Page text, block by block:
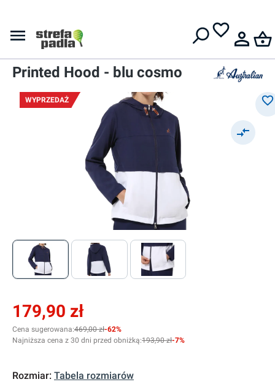
Damska bluza
Australian Slam Jacket With
Printed Hood - blu cosmo
WYPRZEDAŻ
179,90 zł
Cena sugerowana:469,00 zł-62%
Najniższa cena z 30 dni przed obniżką:193,90 zł-7%
Rozmiar: Tabela rozmiarów